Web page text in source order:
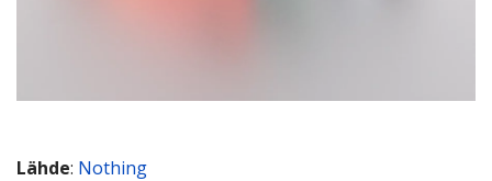
Lähde: Nothing